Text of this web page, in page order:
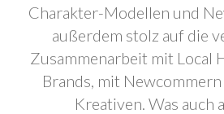
Charakter-Modellen und
außerdem stolz auf die
Zusammenarbeit mit Local
Brands, mit
Kreativen. Was auch